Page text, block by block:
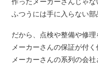
ふつうには手に入らない部
だから、点検や整備や修理
メーカーさんの保証が付く
メーカーさんの系列の会